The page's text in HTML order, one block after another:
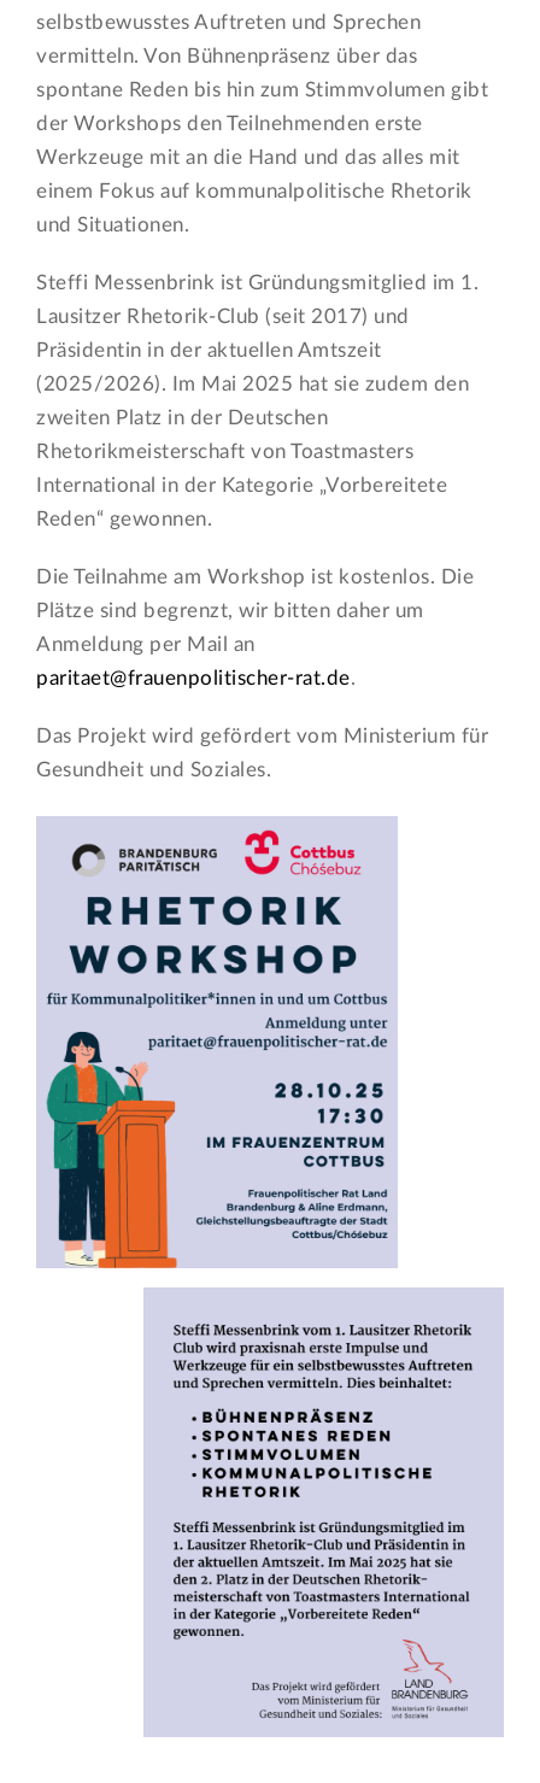
selbstbewusstes Auftreten und Sprechen
vermitteln. Von Bühnenpräsenz über das
spontane Reden bis hin zum Stimmvolumen gibt
der Workshops den Teilnehmenden erste
Werkzeuge mit an die Hand und das alles mit
einem Fokus auf kommunalpolitische Rhetorik
und Situationen.
Steffi Messenbrink ist Gründungsmitglied im 1.
Lausitzer Rhetorik-Club (seit 2017) und
Präsidentin in der aktuellen Amtszeit
(2025/2026). Im Mai 2025 hat sie zudem den
zweiten Platz in der Deutschen
Rhetorikmeisterschaft von Toastmasters
International in der Kategorie „Vorbereitete
Reden“ gewonnen.
Die Teilnahme am Workshop ist kostenlos. Die
Plätze sind begrenzt, wir bitten daher um
Anmeldung per Mail an
paritaet@frauenpolitischer-rat.de.
Das Projekt wird gefördert vom Ministerium für
Gesundheit und Soziales.